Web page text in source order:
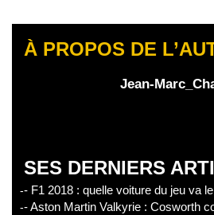
À PROPOS DE
Jean-
SES DERNIERS
- F1 2018 : quelle voiture du jeu va
- Aston Martin Valkyrie : Cosworth